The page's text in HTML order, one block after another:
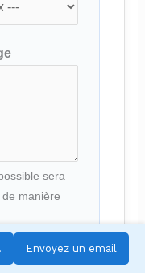
Envoyez un email
sera
manière